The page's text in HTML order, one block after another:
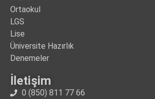
Ortaokul
LGS
Lise
Üniversite Hazırlık
Denemeler
İletişim
0 (850) 811 77 66